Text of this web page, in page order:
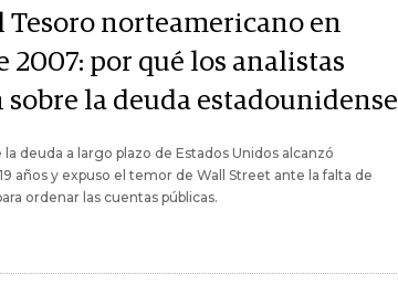
Tesoro norteamericano en
2007: por qué los analistas
la deuda estadounidense
deuda a largo plazo de Estados Unidos alcanzó
años y expuso el temor de Wall Street ante la falta de
ordenar las cuentas públicas.